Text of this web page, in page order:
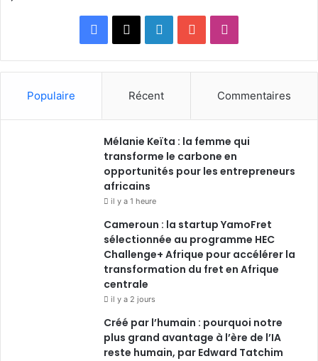
Facebook
X LinkedinYouTube
Populaire Récent Commentaires
Mélanie Keïta : la femme qui
transforme le carbone en
opportunités pour les entrepreneurs
africains
il y a 1 heure
Cameroun : la startup YamoFret
sélectionnée au programme HEC
Challenge+ Afrique pour accélérer la
transformation du fret en Afrique
centrale
il y a 2 jours
Créé par l’humain : pourquoi notre
plus grand avantage à l’ère de l’IA
reste humain, par Edward Tatchim